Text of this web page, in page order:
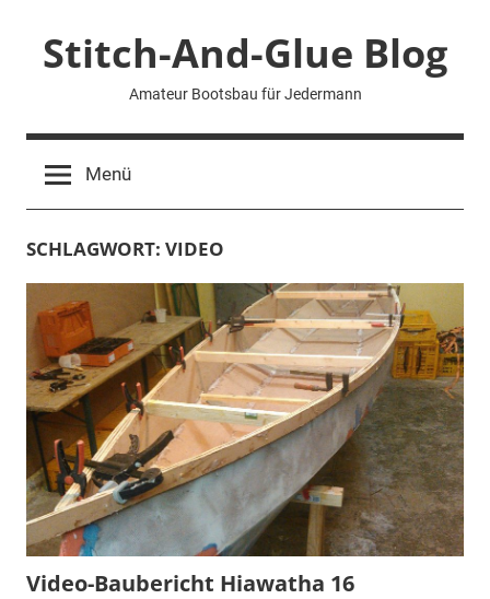
springenStitch-And-Glue Blog
Amateur Bootsbau für Jedermann
Menü
SCHLAGWORT: VIDEO
Video-Baubericht Hiawatha 16